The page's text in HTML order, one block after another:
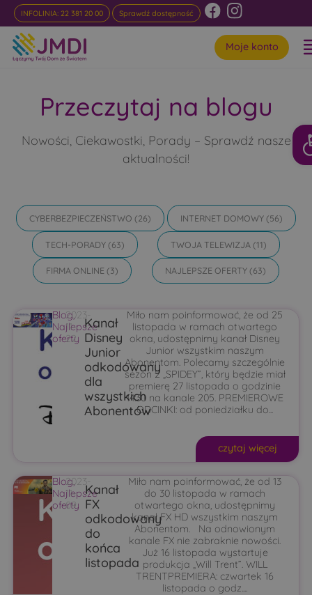
INFOLINIA: 22 381 20 00 Sprawdź dostępność
Moje konto
Przeczytaj na blogu
Nowości, Ciekawostki, Porady – Sprawdź nasze
aktualności!
CYBERBEZPIECZEŃSTWO (26) INTERNET DOMOWY(56)
TECH-PORADY(63) TWOJA TELEWIZJA (11)
FIRMA ONLINE(3) NAJLEPSZE OFERTY(63)
Blog,
Najlepsze
oferty
2023-
11-
22
Kanał
Disney
Junior
odkodowany
dla
wszystkich
Abonentów
Miło nam poinformować, że od 25
listopada w ramach otwartego
okna, udostępnimy kanał Disney
Junior wszystkim naszym
Abonentom. Polecamy szczególnie
sezon 2 „SPIDEY”, który będzie miał
premierę 27 listopada o godzinie
14:30 na kanale 205. PREMIEROWE
ODCINKI: od poniedziałku do...
czytaj więcej
Blog,
Najlepsze
oferty
2023-
11-
09
Kanał
FX
odkodowany
do
końca
listopada
Miło nam poinformować, że od 13
do 30 listopada w ramach
otwartego okna, udostępnimy
kanał FX HD wszystkim naszym
Abonentom. Na odnowionym
kanale FX nie zabraknie nowości.
Już 16 listopada wystartuje
produkcja „Will Trent”. WILL
TRENTPREMIERA: czwartek 16
listopada o godz....